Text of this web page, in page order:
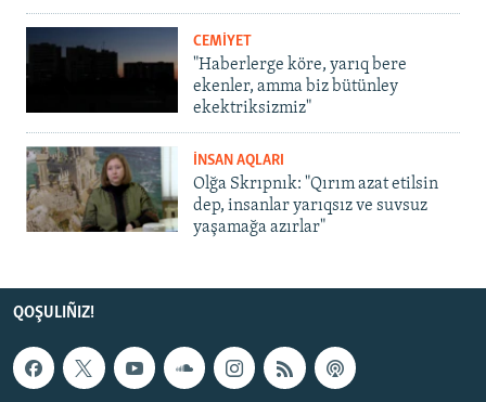
CEMİYET
"Haberlerge köre, yarıq bere
ekenler, amma biz bütünley
ekektriksizmiz"
İNSAN AQLARI
Olğa Skrıpnık: "Qırım azat etilsin
dep, insanlar yarıqsız ve suvsuz
yaşamağa azırlar"
QOŞULIÑIZ!